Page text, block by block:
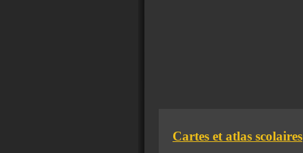
Cartes et atlas scolaires